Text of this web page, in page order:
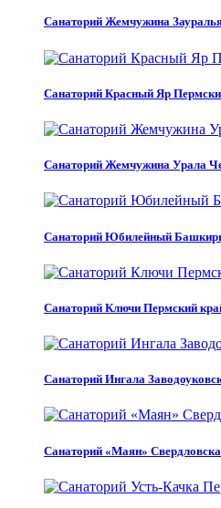
Санаторий Жемчужина
Санаторий Красный Яр
Санаторий Жемчужина Урала
Санаторий Юбилейный
Санаторий Ключи Пермский
Санаторий Ингала
Санаторий «Маян»